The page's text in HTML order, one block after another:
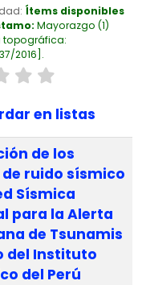
Ítems disponibles
Mayorazgo (1)
topográfica:
2016 .
en listas
de los
ruido sísmico
Sísmica
para la Alerta
de Tsunamis
del Instituto
del Perú